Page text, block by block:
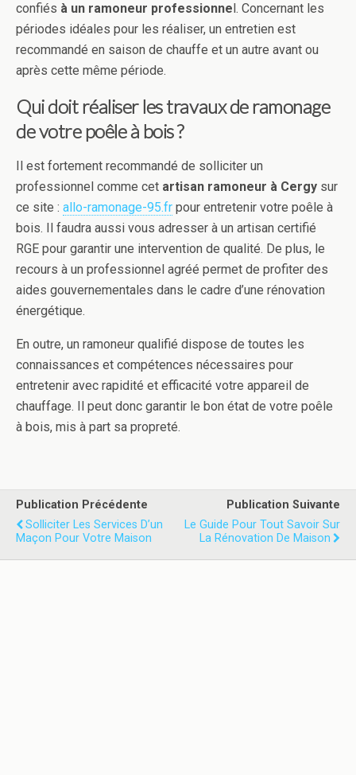
confiés à un ramoneur professionne l. Concernant les
périodes idéales pour les réaliser, un entretien est
recommandé en saison de chauffe et un autre avant ou
après cette même période.
Qui doit réaliser les travaux de ramonage
de votre poêle à bois ?
Il est fortement recommandé de solliciter un
professionnel comme cet artisan ramoneur à Cergy sur
ce site : allo-ramonage-95.fr pour entretenir votre poêle à
bois. Il faudra aussi vous adresser à un artisan certifié
RGE pour garantir une intervention de qualité. De plus, le
recours à un professionnel agréé permet de profiter des
aides gouvernementales dans le cadre d’une rénovation
énergétique.
En outre, un ramoneur qualifié dispose de toutes les
connaissances et compétences nécessaires pour
entretenir avec rapidité et efficacité votre appareil de
chauffage. Il peut donc garantir le bon état de votre poêle
à bois, mis à part sa propreté.
Publication Précédente
Solliciter Les Services D’un
Maçon Pour Votre Maison
Publication Suivante
Le Guide Pour Tout Savoir Sur
La Rénovation De Maison